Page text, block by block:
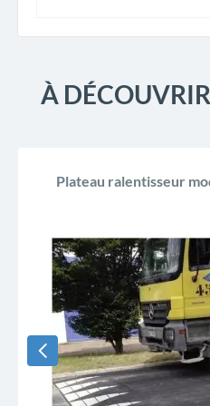
À
Plateau ralentisseur